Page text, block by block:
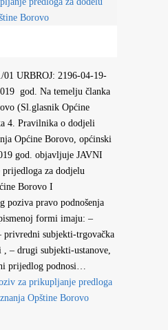
URBROJ: 2196-04-19-
god. Na temelju članka
(Sl.glasnik Općine
4. Pravilnika o dodjeli
Općine Borovo, općinski
god. objavljuje JAVNI
za dodjelu
Borovo I
poziva pravo podnošenja
formi imaju: –
privredni subjekti-trgovačka
– drugi subjekti-ustanove,
podnosi…
za prikupljanje predloga
Opštine Borovo